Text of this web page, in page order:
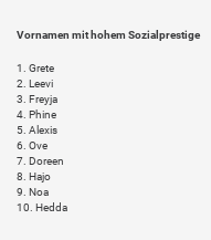
Vornamen mit hohem Sozialprestige
1.
Grete
2. Leevi
3. Freyja
4. Phine
5. Alexis
6. Ove
7. Doreen
8. Hajo
9. Noa
10. Hedda